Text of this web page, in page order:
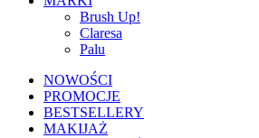
Brush Up!
Claresa
Palu
NOWOŚCI
PROMOCJE
BESTSELLERY
MAKIJAŻ